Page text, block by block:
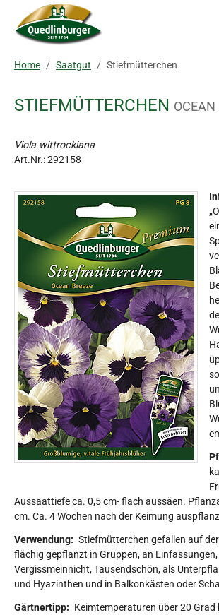
Skip to main navigation
Zum Hauptinhalt springen
Skip to page footer
Home Saatgut Stiefmütterchen
STIEFMÜTTERCHEN OCEAN
Viola wittrockiana
Art.Nr.:292158
Aussaattiefe ca. 0,5 cm- flach aussäen.
cm. Ca. 4 Wochen nach der Keimung
Verwendung: Stiefmütterchen gefallen auf
flächig gepflanzt in Gruppen, an
Vergissmeinnicht, Tausendschön, als
und Hyazinthen und in Balkonkästen oder
Gärtnertipp: Keimtemperaturen über 20 Grad